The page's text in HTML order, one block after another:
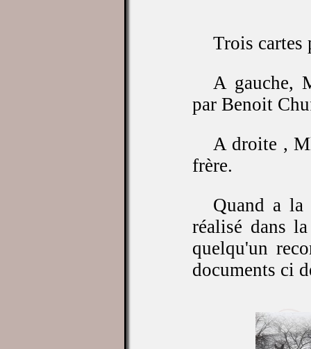
Trois cartes
A gauche,
par Benoit
A droite ,
frère.
Quand a
réalisé dans
quelqu'un
documents ci